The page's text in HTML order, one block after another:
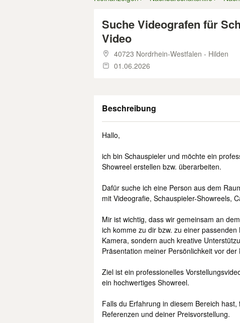
Suche Videografen für
Video
40723 Nordrhein-Westfalen - Hilden
01.06.2026
Beschreibung
Hallo,
ich bin Schauspieler und möchte ein
Showreel erstellen bzw. überarbeiten.
Dafür suche ich eine Person aus dem
mit Videografie, Schauspieler-Showreels,
Mir ist wichtig, dass wir gemeinsam an
ich komme zu dir bzw. zu einer
Kamera, sondern auch kreative
Präsentation meiner Persönlichkeit vor der
Ziel ist ein professionelles
ein hochwertiges Showreel.
Falls du Erfahrung in diesem Bereich
Referenzen und deiner Preisvorstellung.